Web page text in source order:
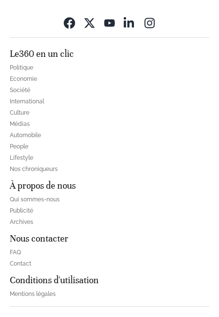
Le360 en un clic
Politique
Economie
Société
International
Culture
Médias
Automobile
People
Lifestyle
Nos chroniqueurs
À propos de nous
Qui sommes-nous
Publicité
Archives
Nous contacter
FAQ
Contact
Conditions d'utilisation
Mentions légales